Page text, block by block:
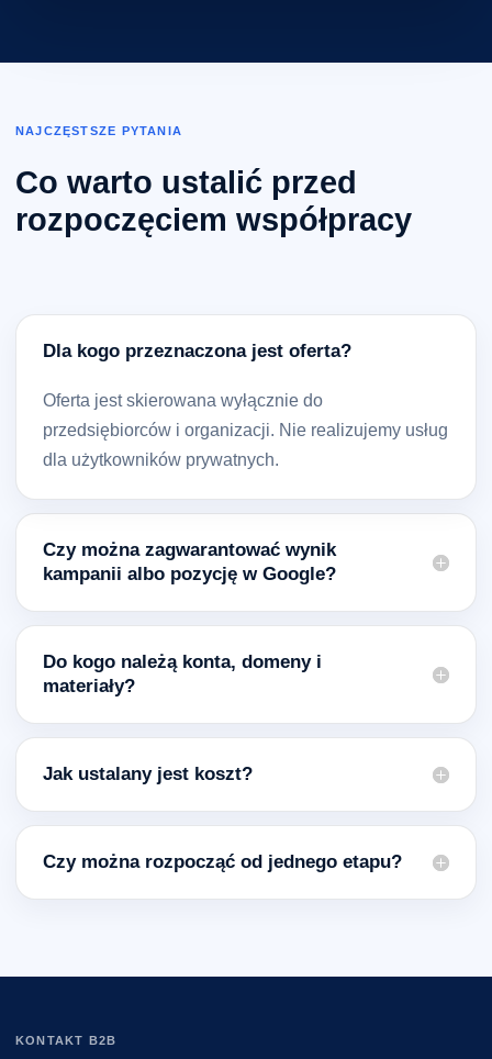
NAJCZĘSTSZE PYTANIA
Co warto ustalić przed
rozpoczęciem współpracy
Dla kogo przeznaczona jest oferta?
Oferta jest skierowana wyłącznie do
przedsiębiorców i organizacji. Nie realizujemy usług
dla użytkowników prywatnych.
Czy można zagwarantować wynik
kampanii albo pozycję w Google?
Do kogo należą konta, domeny i
materiały?
Jak ustalany jest koszt?
Czy można rozpocząć od jednego etapu?
KONTAKT B2B